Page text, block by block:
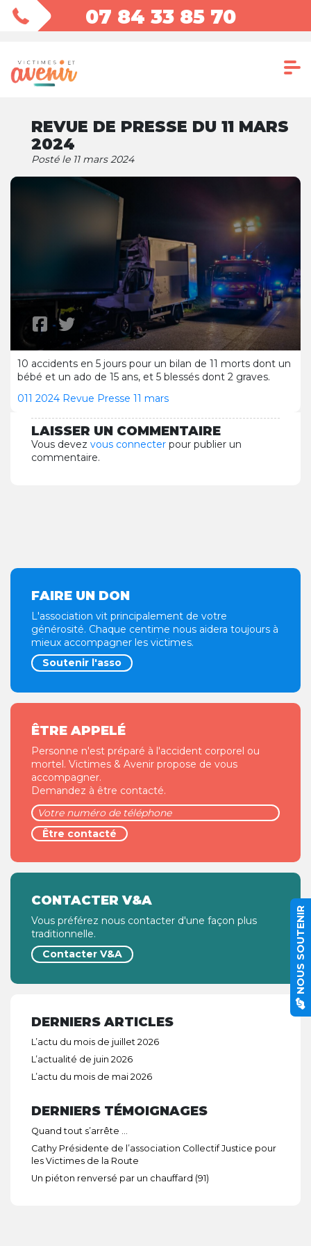
07 84 33 85 70
REVUE DE PRESSE DU 11 MARS
2024
Posté le 11 mars 2024
10 accidents en 5 jours pour un bilan de 11 morts dont un
bébé et un ado de 15 ans, et 5 blessés dont 2 graves.
011 2024 Revue Presse 11 mars
LAISSER UN COMMENTAIRE
Vous devez vous connecter pour publier un
commentaire.
FAIRE UN DON
L'association vit principalement de votre
générosité. Chaque centime nous aidera toujours à
mieux accompagner les victimes.
Soutenir l'asso
ÊTRE APPELÉ
Personne n'est préparé à l'accident corporel ou
mortel. Victimes & Avenir propose de vous
accompagner.
Demandez à être contacté.
CONTACTER V&A
Vous préférez nous contacter d'une façon plus
traditionnelle.
Contacter V&A
DERNIERS ARTICLES
L’actu du mois de juillet 2026
L’actualité de juin 2026
L’actu du mois de mai 2026
DERNIERS TÉMOIGNAGES
Quand tout s’arrête …
Cathy Présidente de l’association Collectif Justice pour
les Victimes de la Route
Un piéton renversé par un chauffard (91)
NOUS SOUTENIR